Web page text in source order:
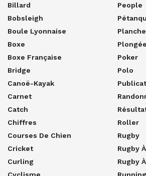
Billard
Bobsleigh
Boule Lyonnaise
Boxe
Boxe Française
Bridge
Canoë-Kayak
Carnet
Catch
Chiffres
Courses De Chien
Cricket
Curling
People
Plongée
Poker
Polo
Roller
Rugby
Rugby
Rugby